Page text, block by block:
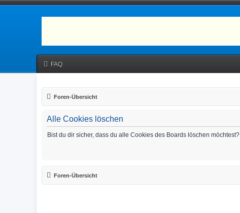
FAQ
Foren-Übersicht
Alle Cookies löschen
Bist du dir sicher, dass du alle Cookies des Boards löschen möchtest?
Foren-Übersicht